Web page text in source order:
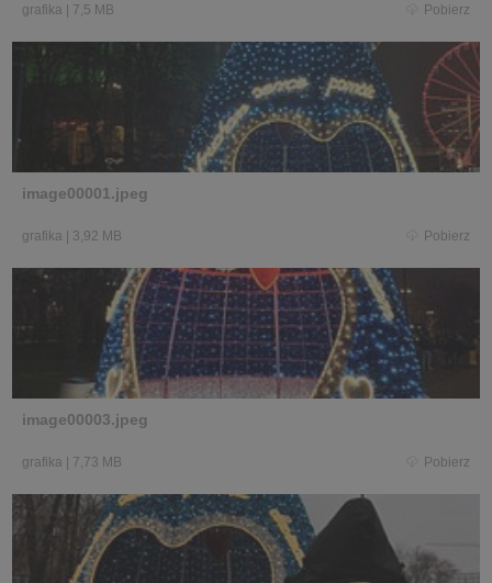
grafika 7,5 MB Pobierz
image00001.jpeg
grafika 3,92 MB Pobierz
image00003.jpeg
grafika 7,73 MB Pobierz